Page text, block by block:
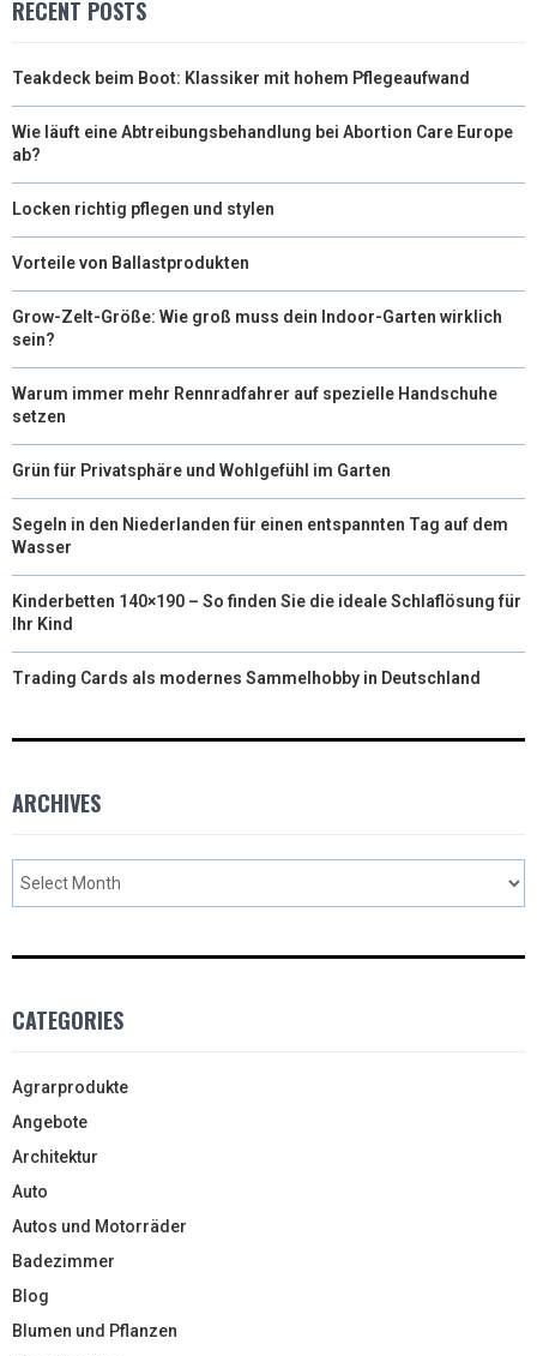
RECENT POSTS
Teakdeck beim Boot: Klassiker mit hohem Pflegeaufwand
Wie läuft eine Abtreibungsbehandlung bei Abortion Care Europe
ab?
Locken richtig pflegen und stylen
Vorteile von Ballastprodukten
Grow-Zelt-Größe: Wie groß muss dein Indoor-Garten wirklich
sein?
Warum immer mehr Rennradfahrer auf spezielle Handschuhe
setzen
Grün für Privatsphäre und Wohlgefühl im Garten
Segeln in den Niederlanden für einen entspannten Tag auf dem
Wasser
Kinderbetten 140×190 – So finden Sie die ideale Schlaflösung für
Ihr Kind
Trading Cards als modernes Sammelhobby in Deutschland
ARCHIVES
CATEGORIES
Agrarprodukte
Angebote
Architektur
Auto
Autos und Motorräder
Badezimmer
Blog
Blumen und Pflanzen